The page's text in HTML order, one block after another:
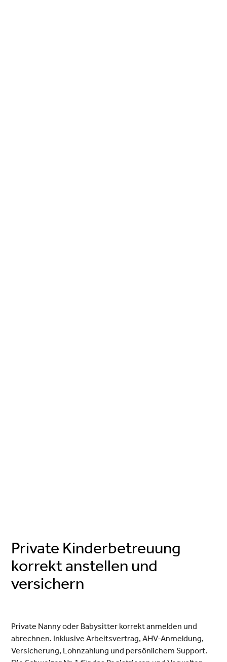
Private Kinderbetreuung
korrekt anstellen und
versichern
Private Nanny oder Babysitter korrekt anmelden und
abrechnen. Inklusive Arbeitsvertrag, AHV-Anmeldung,
Versicherung, Lohnzahlung und persönlichem Support.